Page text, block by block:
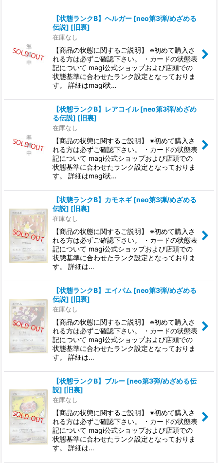
【状態ランクB】ヘルガー [neo第3弾/めざめる
伝説] [旧裏]
在庫なし
【商品の状態に関するご説明】 ※初めて購入さ
れる方は必ずご確認下さい。 ・カードの状態表
記について magi公式ショップおよび店頭での
状態基準に合わせたランク設定となっておりま
す。 詳細はmagi状…
【状態ランクB】レアコイル [neo第3弾/めざめ
る伝説] [旧裏]
在庫なし
【商品の状態に関するご説明】 ※初めて購入さ
れる方は必ずご確認下さい。 ・カードの状態表
記について magi公式ショップおよび店頭での
状態基準に合わせたランク設定となっておりま
す。 詳細はmagi状…
【状態ランクB】カモネギ [neo第3弾/めざめる
伝説] [旧裏]
在庫なし
【商品の状態に関するご説明】 ※初めて購入さ
れる方は必ずご確認下さい。 ・カードの状態表
記について magi公式ショップおよび店頭での
状態基準に合わせたランク設定となっておりま
す。 詳細は…
【状態ランクB】エイパム [neo第3弾/めざめる
伝説] [旧裏]
在庫なし
【商品の状態に関するご説明】 ※初めて購入さ
れる方は必ずご確認下さい。 ・カードの状態表
記について magi公式ショップおよび店頭での
状態基準に合わせたランク設定となっておりま
す。 詳細は…
【状態ランクB】ブルー [neo第3弾/めざめる伝
説] [旧裏]
在庫なし
【商品の状態に関するご説明】 ※初めて購入さ
れる方は必ずご確認下さい。 ・カードの状態表
記について magi公式ショップおよび店頭での
状態基準に合わせたランク設定となっておりま
す。 詳細は…